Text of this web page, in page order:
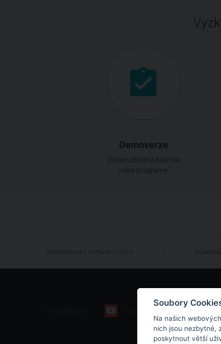
Demoverze
Soubory
Na našich
nich jsou nezbytné,
poskytnout větší